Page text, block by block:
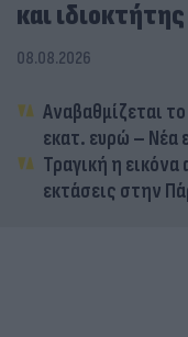
και ιδιοκτήτης
08.08.2026
Αναβαθμίζεται
εκατ. ευρώ – Νέα
Τραγική η
εκτάσεις στην